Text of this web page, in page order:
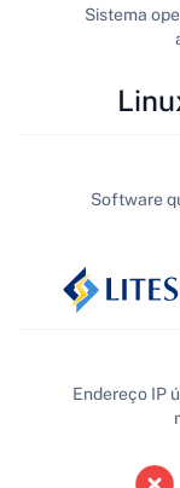
Sistema
Software
Endereço IP